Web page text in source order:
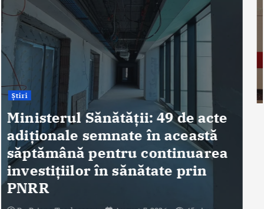
Știri
ANT: Trei prelevări de organe
și țesuturi la Bistrița și Oradea
în ultimele 48 de ore
August 7, 2026
Despre Noi